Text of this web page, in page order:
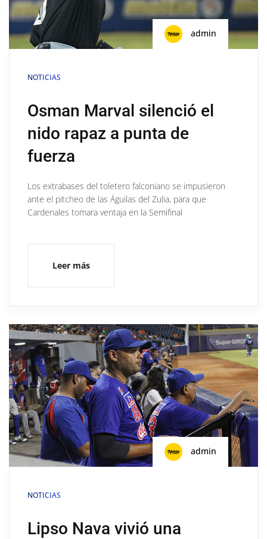
admin
NOTICIAS
Osman Marval silenció el
nido rapaz a punta de
fuerza
Los extrabases del toletero falconiano se impusieron
ante el pitcheo de las Águilas del Zulia, para que
Cardenales tomara ventaja en la Semifinal
Leer más
admin
NOTICIAS
Lipso Nava vivió una